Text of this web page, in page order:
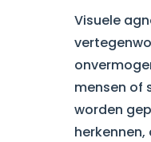
Visuele
mensen of
worden